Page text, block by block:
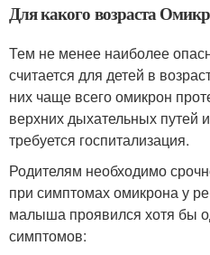
Для какого возраста
Тем не менее наиболее
считается для детей в
них чаще всего омикрон
верхних дыхательных путей
требуется госпитализация.
Родителям необходимо
при симптомах омикрона у
малыша проявился хотя бы
симптомов: